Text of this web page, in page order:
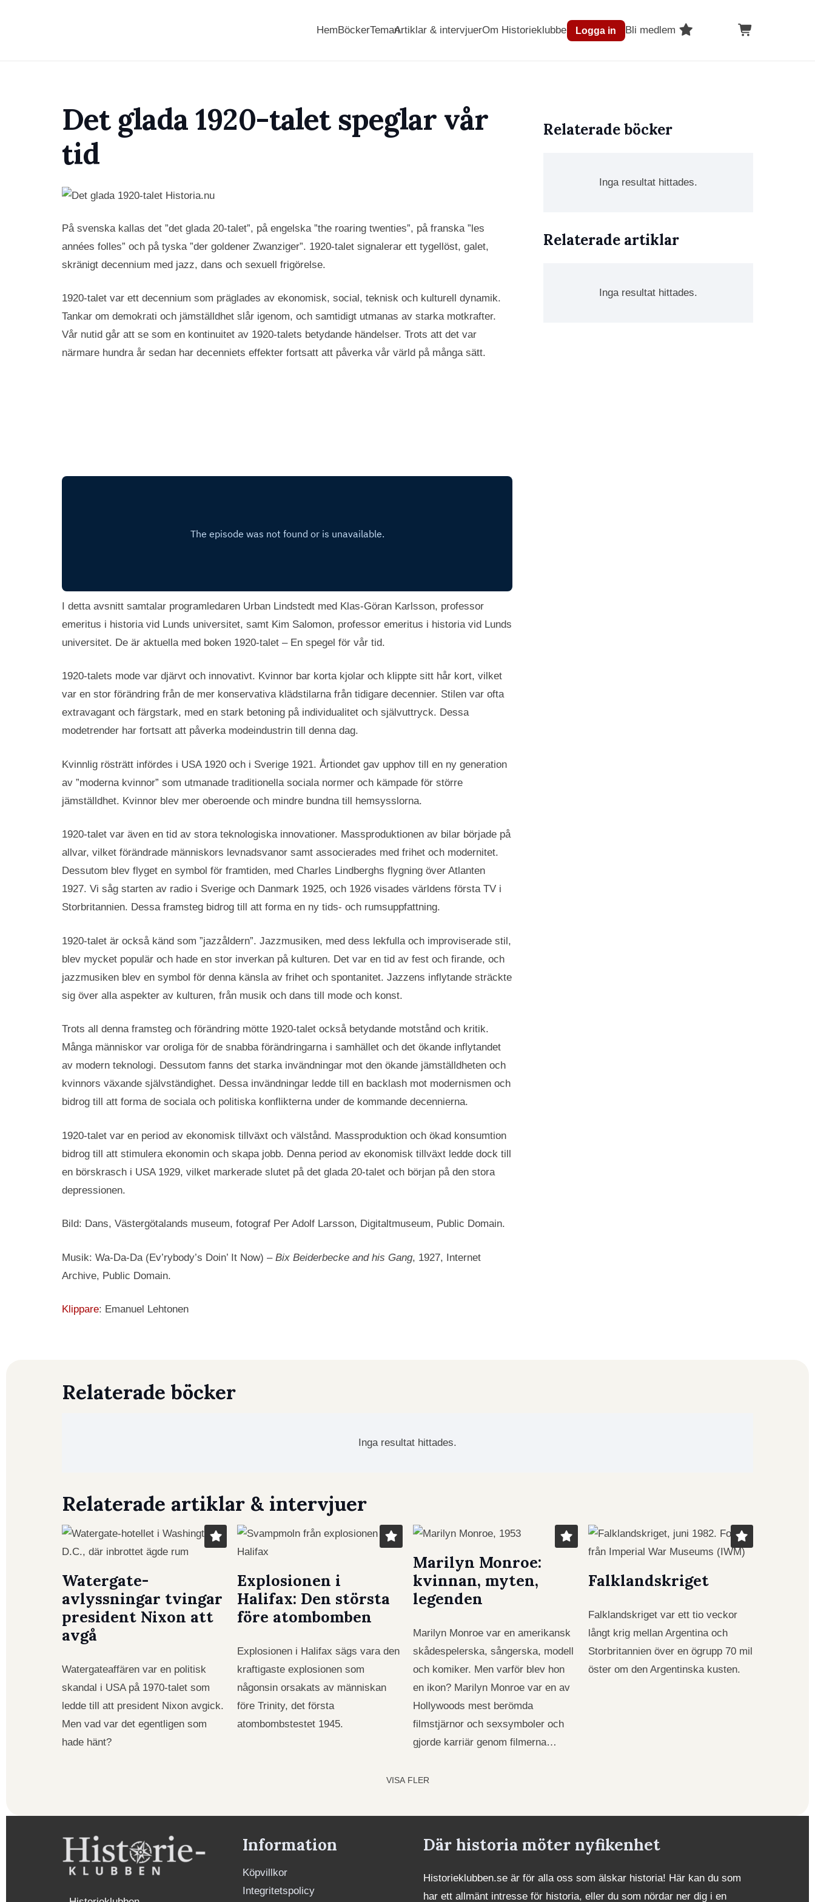
HemBöckerTemanArtiklar & intervjuerOm Historieklubben Logga in Bli medlem
Det glada 1920-talet speglar vår
tid
På svenska kallas det ”det glada 20-talet”, på engelska ”the roaring twenties”, på franska ”les
années folles” och på tyska ”der goldener Zwanziger”. 1920-talet signalerar ett tygellöst, galet,
skränigt decennium med jazz, dans och sexuell frigörelse.
1920-talet var ett decennium som präglades av ekonomisk, social, teknisk och kulturell dynamik.
Tankar om demokrati och jämställdhet slår igenom, och samtidigt utmanas av starka motkrafter.
Vår nutid går att se som en kontinuitet av 1920-talets betydande händelser. Trots att det var
närmare hundra år sedan har decenniets effekter fortsatt att påverka vår värld på många sätt.
I detta avsnitt samtalar programledaren Urban Lindstedt med Klas-Göran Karlsson, professor
emeritus i historia vid Lunds universitet, samt Kim Salomon, professor emeritus i historia vid Lunds
universitet. De är aktuella med boken 1920-talet – En spegel för vår tid.
1920-talets mode var djärvt och innovativt. Kvinnor bar korta kjolar och klippte sitt hår kort, vilket
var en stor förändring från de mer konservativa klädstilarna från tidigare decennier. Stilen var ofta
extravagant och färgstark, med en stark betoning på individualitet och självuttryck. Dessa
modetrender har fortsatt att påverka modeindustrin till denna dag.
Kvinnlig rösträtt infördes i USA 1920 och i Sverige 1921. Årtiondet gav upphov till en ny generation
av ”moderna kvinnor” som utmanade traditionella sociala normer och kämpade för större
jämställdhet. Kvinnor blev mer oberoende och mindre bundna till hemsysslorna.
1920-talet var även en tid av stora teknologiska innovationer. Massproduktionen av bilar började på
allvar, vilket förändrade människors levnadsvanor samt associerades med frihet och modernitet.
Dessutom blev flyget en symbol för framtiden, med Charles Lindberghs flygning över Atlanten
1927. Vi såg starten av radio i Sverige och Danmark 1925, och 1926 visades världens första TV i
Storbritannien. Dessa framsteg bidrog till att forma en ny tids- och rumsuppfattning.
1920-talet är också känd som ”jazzåldern”. Jazzmusiken, med dess lekfulla och improviserade stil,
blev mycket populär och hade en stor inverkan på kulturen. Det var en tid av fest och firande, och
jazzmusiken blev en symbol för denna känsla av frihet och spontanitet. Jazzens inflytande sträckte
sig över alla aspekter av kulturen, från musik och dans till mode och konst.
Trots all denna framsteg och förändring mötte 1920-talet också betydande motstånd och kritik.
Många människor var oroliga för de snabba förändringarna i samhället och det ökande inflytandet
av modern teknologi. Dessutom fanns det starka invändningar mot den ökande jämställdheten och
kvinnors växande självständighet. Dessa invändningar ledde till en backlash mot modernismen och
bidrog till att forma de sociala och politiska konflikterna under de kommande decennierna.
1920-talet var en period av ekonomisk tillväxt och välstånd. Massproduktion och ökad konsumtion
bidrog till att stimulera ekonomin och skapa jobb. Denna period av ekonomisk tillväxt ledde dock till
en börskrasch i USA 1929, vilket markerade slutet på det glada 20-talet och början på den stora
depressionen.
Bild: Dans, Västergötalands museum, fotograf Per Adolf Larsson, Digitaltmuseum, Public Domain.
Musik: Wa-Da-Da (Ev’rybody’s Doin’ It Now) – Bix Beiderbecke and his Gang, 1927, Internet
Archive, Public Domain.
Klippare: Emanuel Lehtonen
Relaterade böcker
Inga resultat hittades.
Relaterade artiklar
Inga resultat hittades.
Relaterade böcker
Inga resultat hittades.
Relaterade artiklar & intervjuer
Watergate-
avlyssningar tvingar
president Nixon att
avgå
Watergateaffären var en politisk
skandal i USA på 1970-talet som
ledde till att president Nixon avgick.
Men vad var det egentligen som
hade hänt?
Explosionen i
Halifax: Den största
före atombomben
Explosionen i Halifax sägs vara den
kraftigaste explosionen som
någonsin orsakats av människan
före Trinity, det första
atombombstestet 1945.
Marilyn Monroe:
kvinnan, myten,
legenden
Marilyn Monroe var en amerikansk
skådespelerska, sångerska, modell
och komiker. Men varför blev hon
en ikon? Marilyn Monroe var en av
Hollywoods mest berömda
filmstjärnor och sexsymboler och
gjorde karriär genom filmerna…
Falklandskriget
Falklandskriget var ett tio veckor
långt krig mellan Argentina och
Storbritannien över en ögrupp 70 mil
öster om den Argentinska kusten.
VISA FLER
Information
Köpvillkor
Integritetspolicy
Där historia möter nyfikenhet
Historieklubben.se är för alla oss som älskar historia! Här kan du som
har ett allmänt intresse för historia, eller du som nördar ner dig i en